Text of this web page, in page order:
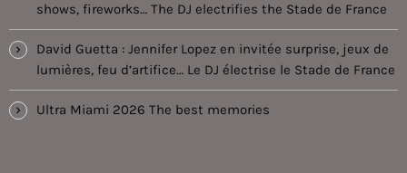
shows, fireworks… The DJ electrifies the Stade de France
David Guetta : Jennifer Lopez en invitée surprise, jeux de
lumières, feu d’artifice… Le DJ électrise le Stade de France
Ultra Miami 2026 The best memories